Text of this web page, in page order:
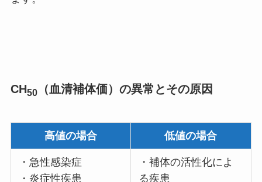
CH50（血清補体価）の異常とその原因
高値の場合 低値の場合
・急性感染症
・炎症性疾患
・補体の活性化によ
る疾患